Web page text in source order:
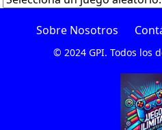
Sobre Nosotros
© 2024 GPI. Todos los